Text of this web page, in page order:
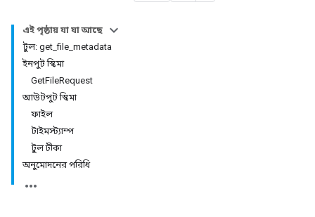
এই পৃষ্ঠায় যা যা আছে
টুল: get_file_metadata
ইনপুট স্কিমা
GetFileRequest
আউটপুট স্কিমা
ফাইল
টাইমস্ট্যাম্প
টুল টীকা
অনুমোদনের পরিধি